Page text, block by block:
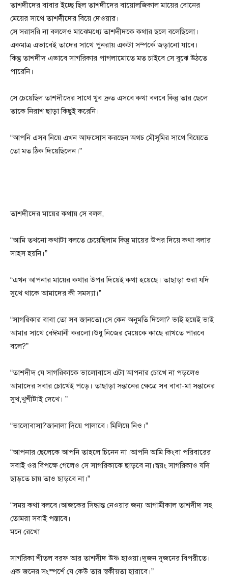
তাশদীদের বাবার ইচ্ছে ছিল তাশদীদের বায়োলজিকাল মায়ের বোনের
মেয়ের সাথে তাশদীদের বিয়ে দেওয়ার।
সে সরাসরি না বললেও মাঝেমধ্যে তাশদীদকে কথার ছলে বলেছিলো।
একমাত্র এভাবেই তাদের সাথে পুনরায় একটা সম্পর্কে জড়ানো যাবে।
কিন্তু তাশদীদ এভাবে সাগরিকার পাগলামোতে মত চাইবে সে বুঝে উঠতে
পারেনি।
সে চেয়েছিল তাশদীদের সাথে খুব দ্রুত এসবে কথা বলবে কিন্তু তার ছেলে
তাকে নিরাশ ছাড়া কিছুই করেনি।
“আপনি এসব নিয়ে এখন আফসোস করছেন অথচ মৌসুমির সাথে বিয়েতে
তো মত ঠিক দিয়েছিলেন।”
তাশদীদের মায়ের কথায় সে বলল,
“আমি তখনো কথাটা বলতে চেয়েছিলাম কিন্তু মায়ের উপর দিয়ে কথা বলার
সাহস হয়নি।”
“এখন আপনার মায়ের কথার উপর দিয়েই কথা হয়েছে। তাছাড়া ওরা যদি
সুখে থাকে আমাদের কী সমস্যা।”
“সাগরিকার বাবা তো সব জানতো।সে কেন অনুমতি দিলো? ভাই হয়েই ভাই
আমার সাথে বেঈমানী করলো।শুধু নিজের মেয়েকে কাছে রাখতে পারবে
বলে?”
“তাশদীদ যে সাগরিকাকে ভালোবাসে এটা আপনার চোখে না পড়লেও
আমাদের সবার চোখেই পড়ে। তাছাড়া সন্তানের ক্ষেত্রে সব বাবা-মা সন্তানের
সুখ,খুশীটাই দেখে। ”
“ভালোবাসা?জানালা দিয়ে পালাবে। মিলিয়ে নিও।”
“আপনার ছেলেকে আপনি তাহলে চিনেন না।আপনি আমি কিংবা পরিবারের
সবাই ওর বিপক্ষে গেলেও সে সাগরিকাকে ছাড়বে না।স্বয়ং সাগরিকাও যদি
ছাড়তে চায় তাও ছাড়বে না।”
“সময় কথা বলবে।আজকের সিদ্ধান্ত নেওয়ার জন্য আগামীকাল তাশদীদ সহ
তোমরা সবাই পস্তাবে।
মনে রেখো
সাগরিকা শীতল বরফ আর তাশদীদ উষ্ণ হাওয়া।দুজন দুজনের বিপরীতে।
এক জনের সংস্পর্শে যে কেউ তার স্বকীয়তা হারাবে।”